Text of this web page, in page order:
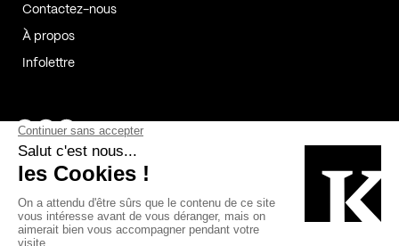
Contactez-nous
À propos
Infolettre
Page Facebook de Kollectif
Page Instagram de Kollectif
Page Linkedin de Kollectif